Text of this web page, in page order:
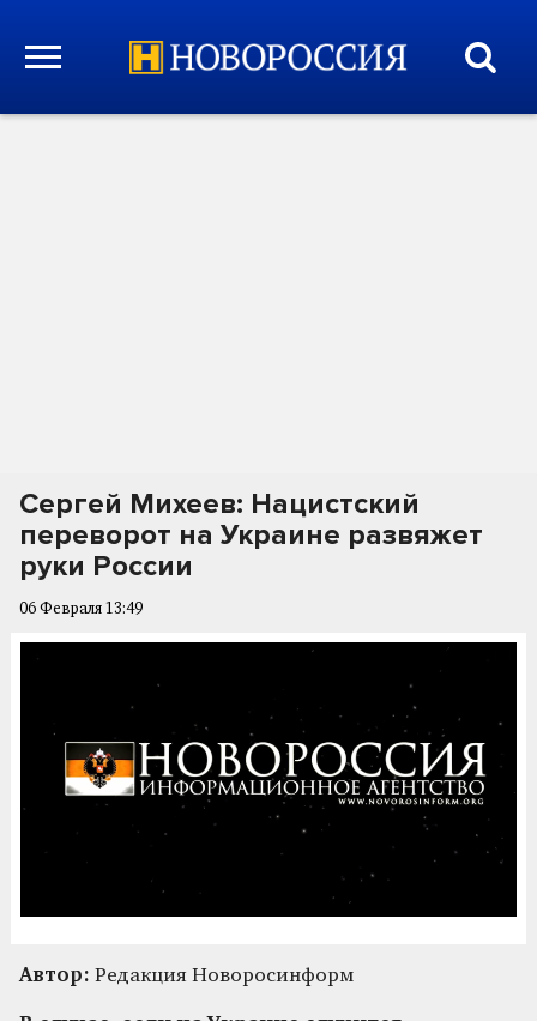
Сергей Михеев: Нацистский
переворот на Украине развяжет
руки России
06 Февраля 13:49
Автор: Редакция Новоросинформ